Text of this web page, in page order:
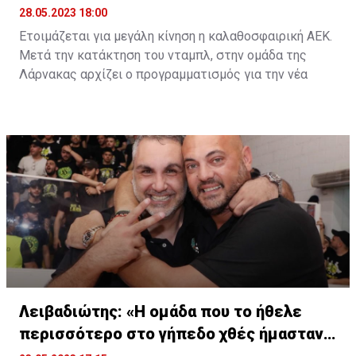
28.05.2023 18:00
Ετοιμάζεται για μεγάλη κίνηση η καλαθοσφαιρική ΑΕΚ.
Μετά την κατάκτηση του νταμπλ, στην ομάδα της
Λάρνακας αρχίζει ο προγραμματισμός για την νέα
Ο πρώην καλαθοσφαιριστής του ΑΠΟΕΛ θα συνεχίσει
την καριέρα του στους νταμπλούχους Κύπρου, αφού
ήδη υπάρχει συμφωνία μεταξύ των δύο πλευρών και
απομένουν τα τυπικά της ανακοίνωσης.
Λειβαδιώτης: «Η ομάδα που το ήθελε
περισσότερο στο γήπεδο χθές ήμασταν